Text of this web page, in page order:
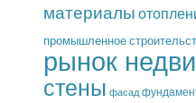
материалы
промышленное
рынок
стены фасад